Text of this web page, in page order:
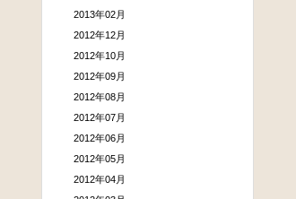
2013年02月
2012年12月
2012年10月
2012年09月
2012年08月
2012年07月
2012年06月
2012年05月
2012年04月